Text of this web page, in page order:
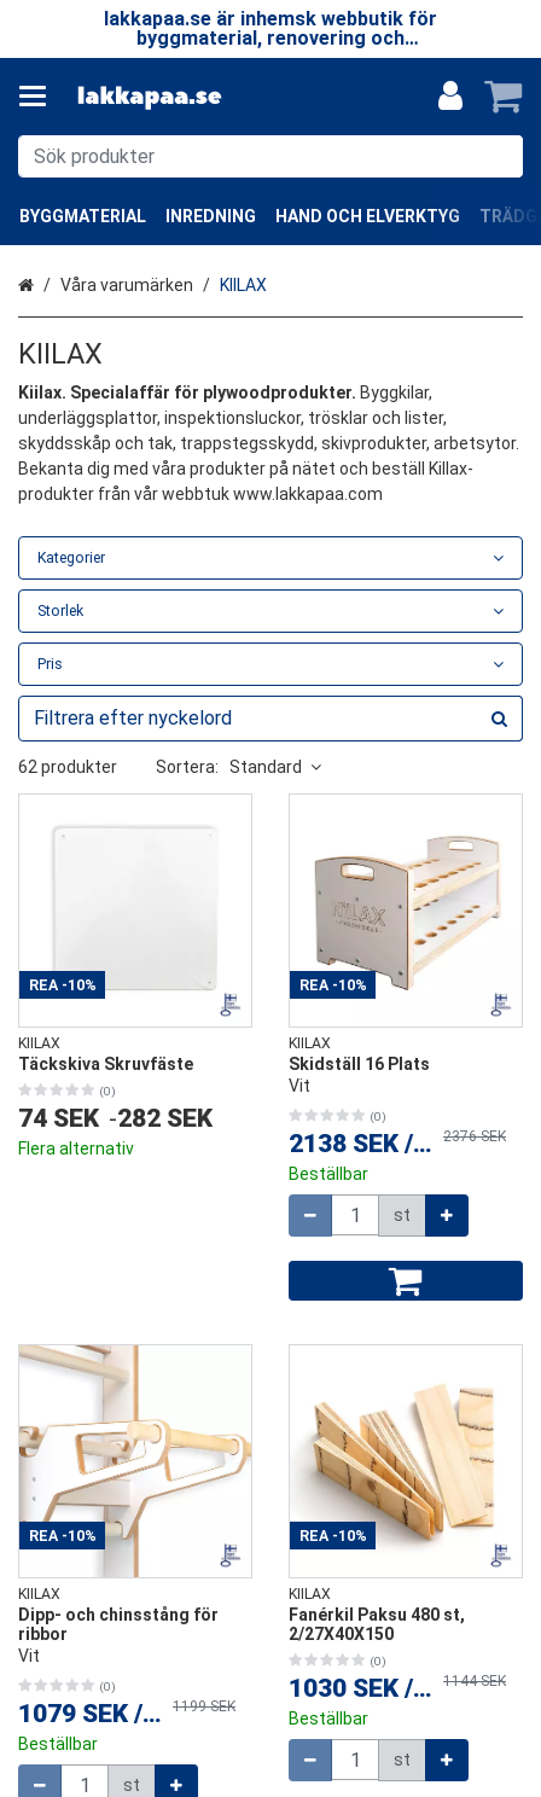
lakkapaa.se är inhemsk webbutik för
byggmaterial, renovering och
specialprodukter.
BYGGMATERIAL INREDNING HAND OCH ELVERKTYG
HemVåra varumärken KIILAX
KIILAX
Kiilax. Specialaffär för plywoodprodukter. Byggkilar,
underläggsplattor, inspektionsluckor, trösklar och lister,
skyddsskåp och tak, trappstegsskydd, skivprodukter, arbetsytor.
Bekanta dig med våra produkter på nätet och beställ Killax-
produkter från vår webbtuk www.lakkapaa.com
REA -10%
KIILAX
Täckskiva Skruvfäste
(0)
74 SEK -282 SEK
Flera alternativ
REA -10%
KIILAX
Skidställ 16 Plats
Vit
(0)
2138 SEK / st2376 SEK
Beställbar
st
REA -10%
KIILAX
Dipp- och chinsstång för
ribbor
Vit
(0)
1079 SEK / st1199 SEK
Beställbar
st
REA -10%
KIILAX
Fanérkil Paksu 480 st,
2/27X40X150
(0)
1030 SEK / st1144 SEK
Beställbar
st
Kategorier
Storlek
Pris
62 produkter Sortera: Standard